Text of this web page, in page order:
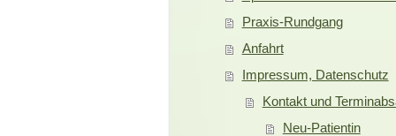
Praxis-Rundgang
Anfahrt
Impressum, Datenschutz
Kontakt und
Neu-Patientin